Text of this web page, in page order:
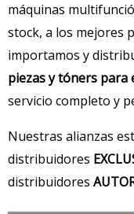
máquinas
stock, a los mejores
importamos y
piezas y tóners para
servicio completo y
Nuestras alianzas
distribuidores
distribuidores